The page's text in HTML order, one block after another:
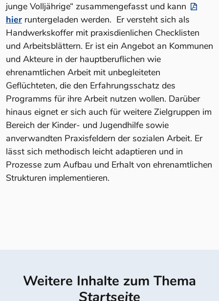
junge Volljährige“ zusammengefasst und kann
hier runtergeladen werden. Er versteht sich als
Handwerkskoffer mit praxisdienlichen Checklisten
und Arbeitsblättern. Er ist ein Angebot an Kommunen
und Akteure in der hauptberuflichen wie
ehrenamtlichen Arbeit mit unbegleiteten
Geflüchteten, die den Erfahrungsschatz des
Programms für ihre Arbeit nutzen wollen. Darüber
hinaus eignet er sich auch für weitere Zielgruppen im
Bereich der Kinder- und Jugendhilfe sowie
anverwandten Praxisfeldern der sozialen Arbeit. Er
lässt sich methodisch leicht adaptieren und in
Prozesse zum Aufbau und Erhalt von ehrenamtlichen
Strukturen implementieren.
Weitere Inhalte zum Thema
Startseite